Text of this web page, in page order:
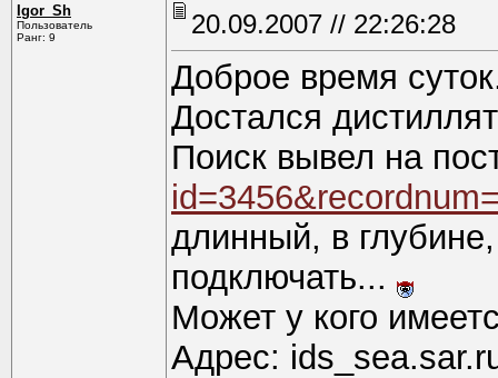
Igor_Sh
Пользователь
Ранг: 9
20.09.2007 // 22:26:28
Доброе время
Достался
Поиск вывел на
длинный, в
подключать...
Может у кого
Адрес: